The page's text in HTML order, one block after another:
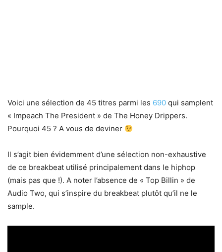
Voici une sélection de 45 titres parmi les 690 qui samplent
« Impeach The President » de The Honey Drippers.
Pourquoi 45 ? A vous de deviner
Il s’agit bien évidemment d’une sélection non-exhaustive
de ce breakbeat utilisé principalement dans le hiphop
(mais pas que !). A noter l’absence de « Top Billin » de
Audio Two, qui s’inspire du breakbeat plutôt qu’il ne le
sample.